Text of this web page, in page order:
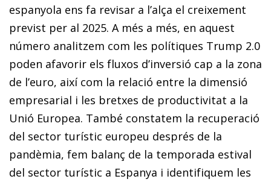
espanyola ens fa revisar a l’alça el creixement
previst per al 2025. A més a més, en aquest
número analitzem com les polítiques Trump 2.0
poden afavorir els fluxos d’inversió cap a la zona
de l’euro, així com la relació entre la dimensió
empresarial i les bretxes de productivitat a la
Unió Europea. També constatem la recuperació
del sector turístic europeu després de la
pandèmia, fem balanç de la temporada estival
del sector turístic a Espanya i identifiquem les